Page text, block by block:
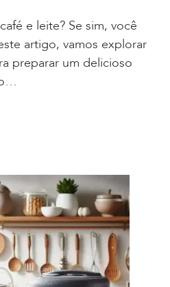
e leite? Se sim, você
artigo, vamos explorar
preparar um delicioso